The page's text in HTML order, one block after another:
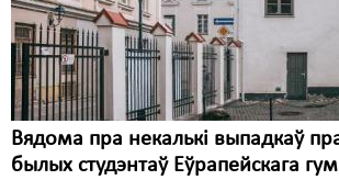
Вядома пра некалькі выпадкаў
былых студэнтаў Еўрапейскага